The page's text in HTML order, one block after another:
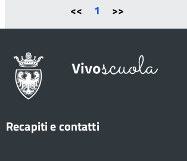
<< 1 >>
Recapiti e contatti